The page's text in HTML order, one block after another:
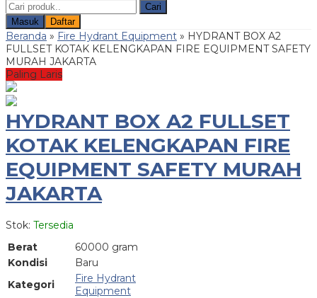
Cari
Masuk
Daftar
Beranda » Fire Hydrant Equipment » HYDRANT BOX A2
FULLSET KOTAK KELENGKAPAN FIRE EQUIPMENT SAFETY
MURAH JAKARTA
Paling Laris
HYDRANT BOX A2 FULLSET
KOTAK KELENGKAPAN FIRE
EQUIPMENT SAFETY MURAH
JAKARTA
Stok: Tersedia
Berat
60000 gram
Kondisi
Baru
Kategori
Fire Hydrant
Equipment